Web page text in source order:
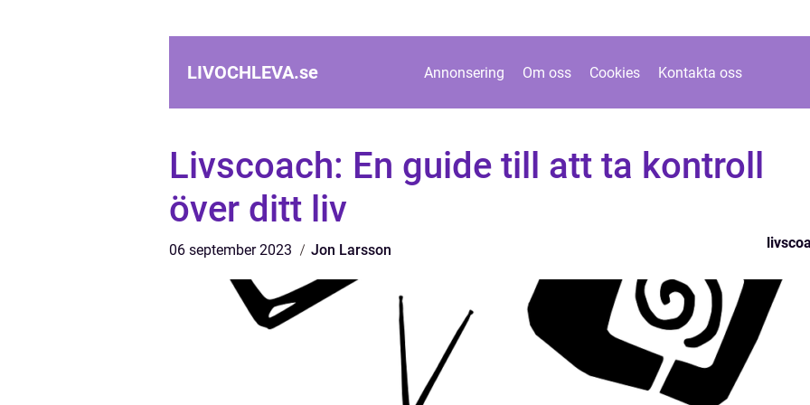
LIVOCHLEVA.se Annonsering Om oss Cookies Kontakta oss
Livscoach: En guide till att ta kontroll
över ditt liv
06 september 2023 Jon Larsson